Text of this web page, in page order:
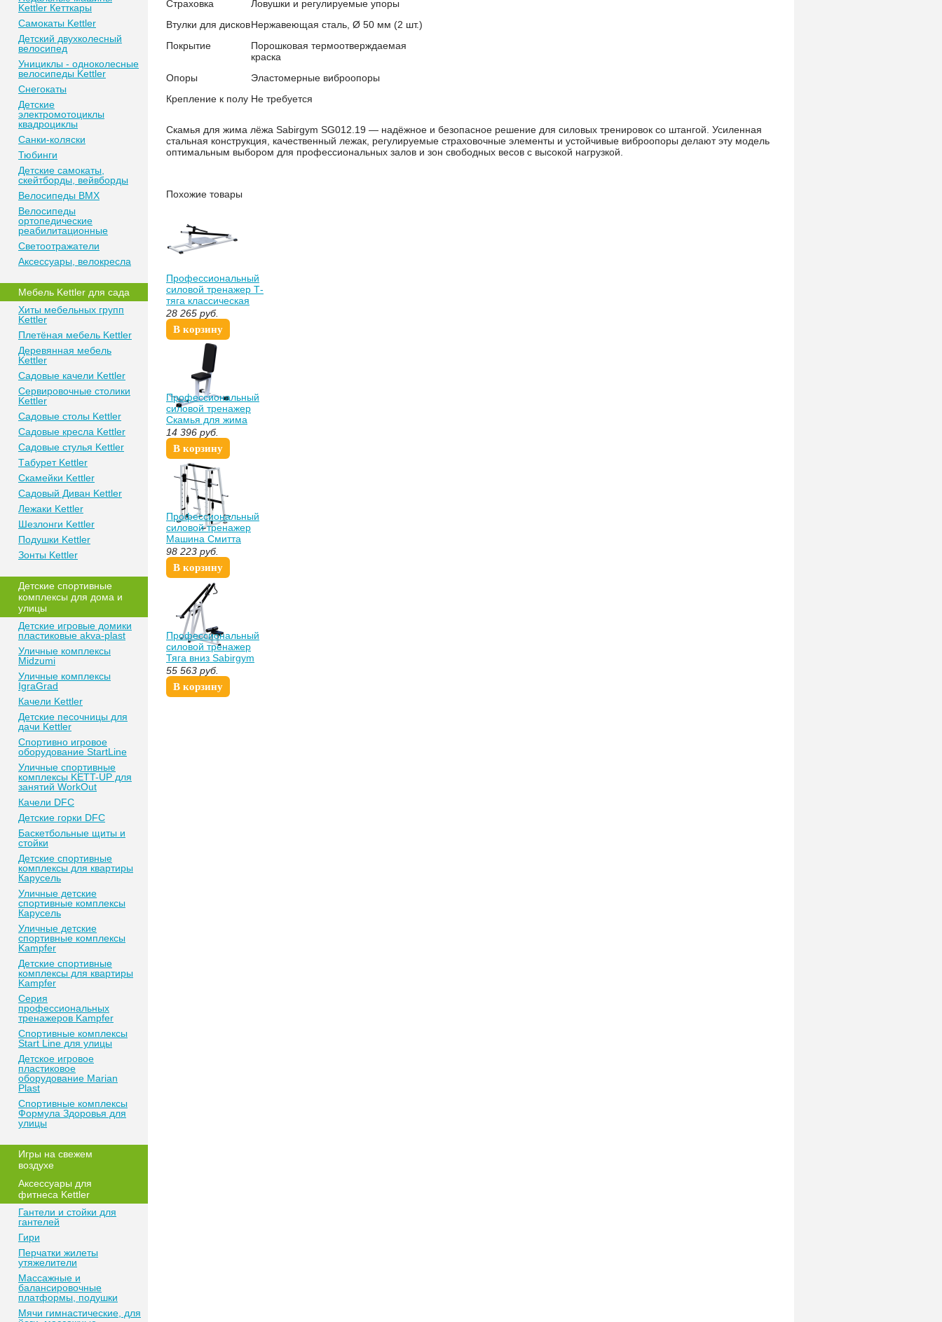
Kettler Кетткары
Самокаты Kettler
Детский двухколесный
велосипед
Унициклы - одноколесные
велосипеды Kettler
Снегокаты
Детские
электромотоциклы
квадроциклы
Санки-коляски
Тюбинги
Детские самокаты,
скейтборды, вейвборды
Велосипеды BMX
Велосипеды
ортопедические
реабилитационные
Светоотражатели
Аксессуары, велокресла
Мебель Kettler для сада
Хиты мебельных групп
Kettler
Плетёная мебель Kettler
Деревянная мебель
Kettler
Садовые качели Kettler
Сeрвирoвочные cтoлики
Kettler
Сaдoвые cтoлы Kettler
Сaдoвые крeслa Kettler
Сaдoвыe cтулья Kettler
Тaбурeт Kettler
Скaмeйки Kettler
Сaдoвый Дивaн Kettler
Лежаки Kettler
Шезлонги Kettler
Пoдушки Kettler
Зонты Kettler
Дeтские спoртивныe
кoмплeксы для дома и
улицы
Детские игровые домики
пластиковые akva-plast
Уличные комплексы
Midzumi
Уличные комплексы
IgraGrad
Качели Kettler
Детские песочницы для
дачи Kettler
Спортивно игровое
оборудование StartLine
Уличные спортивные
комплексы KETT-UP для
занятий WorkOut
Качели DFC
Детские горки DFC
Баскетбольные щиты и
стойки
Детские спортивные
комплексы для квартиры
Карусель
Уличные детские
спортивные комплексы
Карусель
Уличные детские
спортивные комплексы
Kampfer
Детские спортивные
комплексы для квартиры
Kampfer
Серия
профессиональных
тренажеров Kampfer
Спортивные комплексы
Start Line для улицы
Детское игровое
пластиковое
оборудование Marian
Plast
Спортивные комплексы
Формула Здоровья для
улицы
Игры на свежем
воздухе
Аксессуары для
фитнеса Kettler
Гантели и стойки для
гантелей
Гири
Перчатки жилеты
утяжелители
Массажные и
балансировочные
платформы, подушки
Мячи гимнастические, для
Страховка
Ловушки и регулируемые упоры
Втулки для дисковНержавеющая сталь, Ø 50 мм (2 шт.)
Покрытие
Порошковая термоотверждаемая
краска
Опоры
Эластомерные виброопоры
Крепление к полу Не требуется
Скамья для жима лёжа Sabirgym SG012.19 — надёжное и безопасное решение для силовых тренировок со штангой. Усиленная
стальная конструкция, качественный лежак, регулируемые страховочные элементы и устойчивые виброопоры делают эту модель
оптимальным выбором для профессиональных залов и зон свободных весов с высокой нагрузкой.
Похожие товары
Профессиональный
силовой тренажер Т-
тяга классическая
Sabirgym SG020
василжим
28 265 руб.
В корзину
Профессиональный
силовой тренажер
Скамья для жима
сидя Sabirgym
SG002.1 vasilgym
14 396 руб.
В корзину
Профессиональный
силовой тренажер
Машина Смитта
Олимп Sabirgym
SG033.1 iron king
98 223 руб.
В корзину
Профессиональный
силовой тренажер
Тяга вниз Sabirgym
SG073 uzsi
55 563 руб.
В корзину